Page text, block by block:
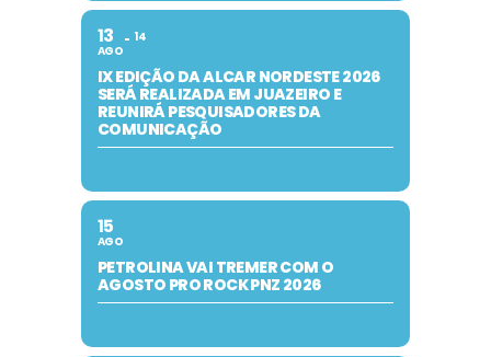
13
AGO
14
IX EDIÇÃO DA ALCAR NORDESTE 2026
SERÁ REALIZADA EM JUAZEIRO E
REUNIRÁ PESQUISADORES DA
COMUNICAÇÃO
15
AGO
PETROLINA VAI TREMER COM O
AGOSTO PRO ROCK PNZ 2026